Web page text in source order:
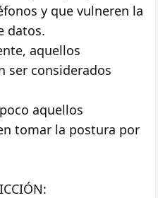
y que vulneren la
datos.
aquellos
ser considerados
aquellos
tomar la postura por